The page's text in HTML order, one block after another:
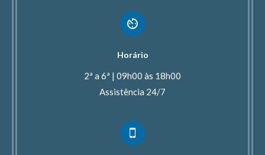
Horário
2ª a 6ª | 09h00 às 18h00
Assistência 24/7